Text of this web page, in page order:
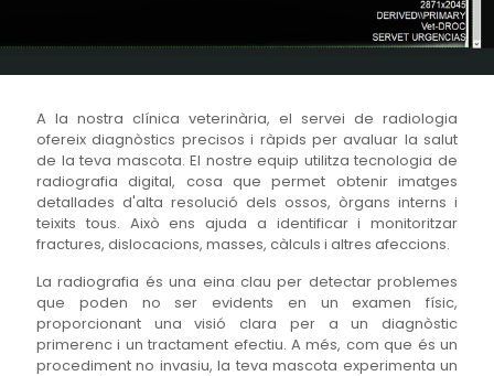
A la nostra clínica veterinària, el servei de radiologia
ofereix diagnòstics precisos i ràpids per avaluar la salut
de la teva mascota. El nostre equip utilitza tecnologia de
radiografia digital, cosa que permet obtenir imatges
detallades d'alta resolució dels ossos, òrgans interns i
teixits tous. Això ens ajuda a identificar i monitoritzar
fractures, dislocacions, masses, càlculs i altres afeccions.
La radiografia és una eina clau per detectar problemes
que poden no ser evidents en un examen físic,
proporcionant una visió clara per a un diagnòstic
primerenc i un tractament efectiu. A més, com que és un
procediment no invasiu, la teva mascota experimenta un